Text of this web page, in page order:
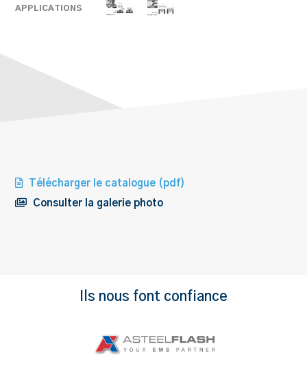
APPLICATIONS
Télécharger le catalogue (pdf)
Consulter la galerie photo
Ils nous font confiance